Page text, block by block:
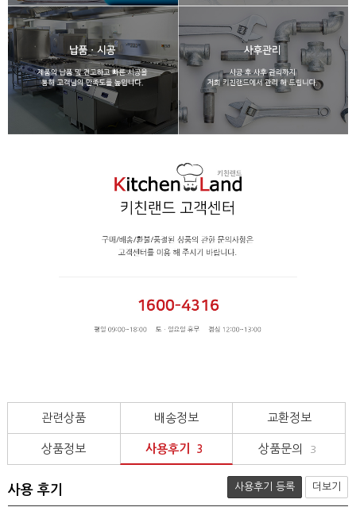
관련상품 배송정보 교환정보
상품정보 사용후기 3 상품문의 3
사용 후기 사용후기 등록 더보기